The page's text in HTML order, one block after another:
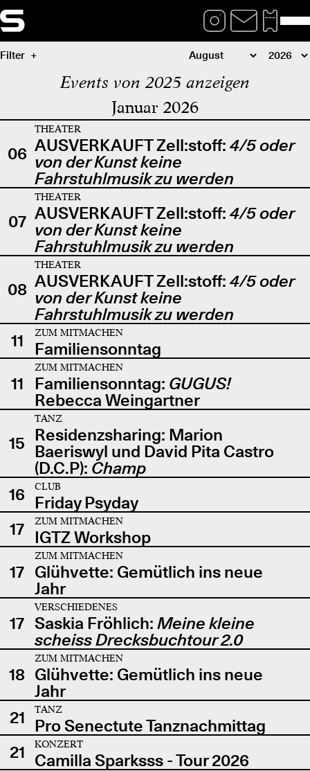
Filter
Events von 2025 anzeigen
Januar 2026
06
THEATER
AUSVERKAUFT Zell:stoff: 4/5 oder
von der Kunst keine
Fahrstuhlmusik zu werden
07
THEATER
AUSVERKAUFT Zell:stoff: 4/5 oder
von der Kunst keine
Fahrstuhlmusik zu werden
08
THEATER
AUSVERKAUFT Zell:stoff: 4/5 oder
von der Kunst keine
Fahrstuhlmusik zu werden
11
ZUM MITMACHEN
Familiensonntag
11
ZUM MITMACHEN
Familiensonntag: GUGUS!
Rebecca Weingartner
15
TANZ
Residenzsharing: Marion
Baeriswyl und David Pita Castro
(D.C.P): Champ
16
CLUB
Friday Psyday
17
ZUM MITMACHEN
IGTZ Workshop
17
ZUM MITMACHEN
Glühvette: Gemütlich ins neue
Jahr
17
VERSCHIEDENES
Saskia Fröhlich: Meine kleine
scheiss Drecksbuchtour 2.0
18
ZUM MITMACHEN
Glühvette: Gemütlich ins neue
Jahr
21
TANZ
Pro Senectute Tanznachmittag
21
KONZERT
Camilla Sparksss - Tour 2026